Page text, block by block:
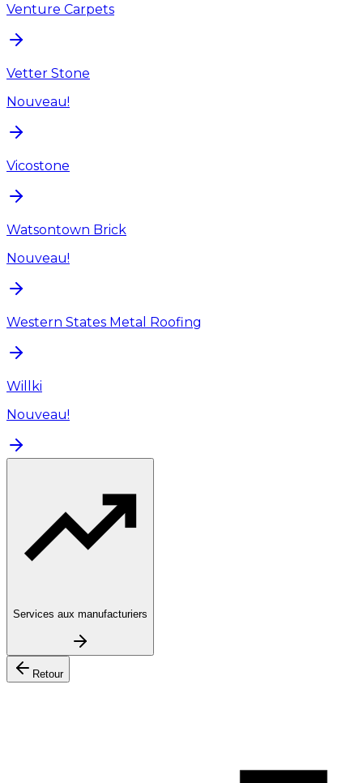
Venture Carpets
Vetter Stone
Nouveau!
Vicostone
Watsontown Brick
Nouveau!
Western States Metal Roofing
Willki
Nouveau!
Services aux manufacturiers
Retour